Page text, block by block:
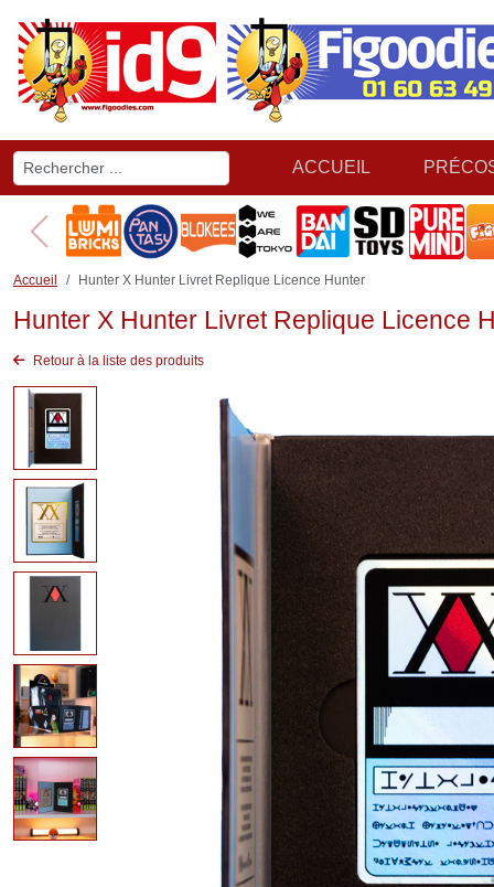
ACCUEIL
Accueil Hunter X Hunter Livret Replique Licence Hunter
Hunter X Hunter Livret Replique Licence
Retour à la liste des produits